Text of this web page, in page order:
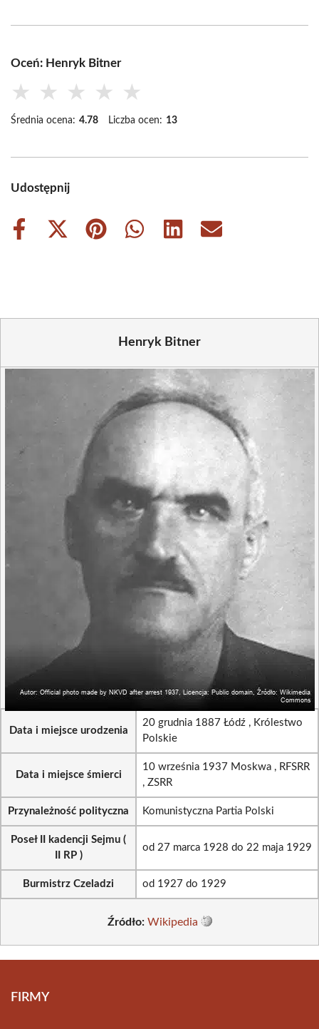
Oceń: Henryk Bitner
★ ★ ★ ★ ★
Średnia ocena: 4.78 Liczba ocen: 13
Udostępnij
Share
Share
Share
Share
Share
Share
Henryk Bitner
Data i miejsce urodzenia
20 grudnia 1887 Łódź , Królestwo
Polskie
Data i miejsce śmierci
10 września 1937 Moskwa , RFSRR
, ZSRR
Przynależność polityczna Komunistyczna Partia Polski
Poseł II kadencji Sejmu (
II RP )
od 27 marca 1928 do 22 maja 1929
Burmistrz Czeladzi od 1927 do 1929
Źródło: Wikipedia
FIRMY